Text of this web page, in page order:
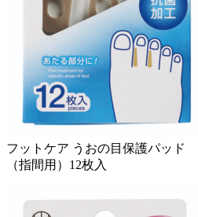
フットケア うおの目保護パッド
（指間用）12枚入